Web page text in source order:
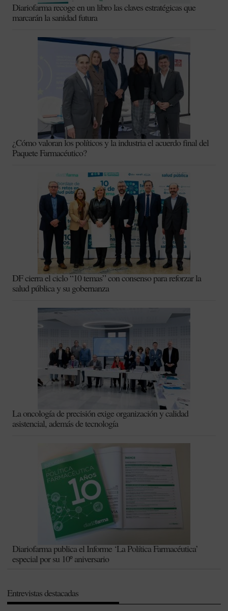
Diariofarma recoge en un libro las claves estratégicas que
marcarán la sanidad futura
¿Cómo valoran los políticos y la industria el acuerdo final del
Paquete Farmacéutico?
DF cierra el ciclo “10 temas” con consenso para reforzar la
salud pública y su gobernanza
La oncología de precisión exige organización y calidad
asistencial, además de tecnología
Diariofarma publica el Informe ‘La Política Farmacéutica’
especial por su 10º aniversario
Entrevistas destacadas